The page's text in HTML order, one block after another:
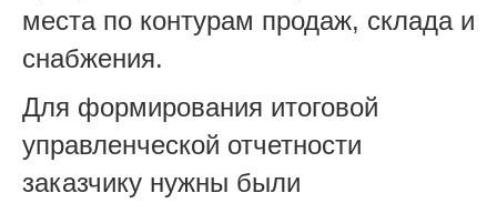
места по контурам продаж, склада и
снабжения.
Для формирования итоговой
управленческой отчетности
заказчику нужны были